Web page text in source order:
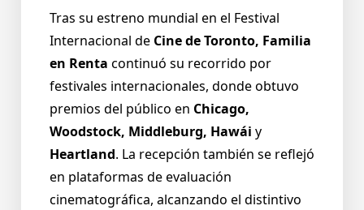
Tras su estreno mundial en el Festival
Internacional de Cine de Toronto, Familia
en Renta continuó su recorrido por
festivales internacionales, donde obtuvo
premios del público en Chicago,
Woodstock, Middleburg, Hawái y
Heartland. La recepción también se reflejó
en plataformas de evaluación
cinematográfica, alcanzando el distintivo